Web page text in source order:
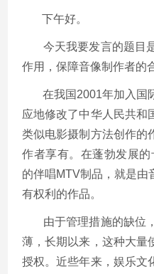
下午好。
今天我要发言的题目
作用，保障音像制作者的
在我国2001年加入国
应地修改了中华人民共和
类似电影摄制方法创作的
作者享有。在蓬勃发展
的伴唱MTV制品，就是由
有权利的作品。
由于管理措施的缺位
薄，长期以来，这种大量
授权。近些年来，娱乐文